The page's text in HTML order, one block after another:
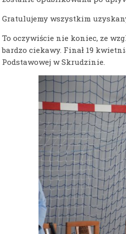
Gratulujemy wszystkim
To oczywiście nie koniec, ze
bardzo ciekawy. Finał 19
Podstawowej w Skrudzinie.